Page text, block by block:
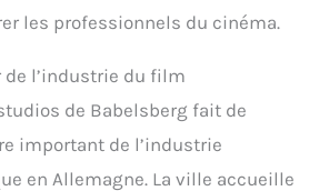
les professionnels du cinéma.
l’industrie du film
de Babelsberg fait de
important de l’industrie
en Allemagne. La ville accueille